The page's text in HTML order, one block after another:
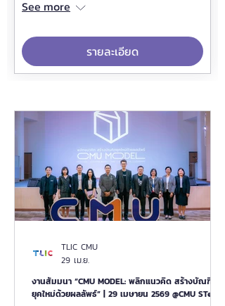
See more
รายละเอียด
งานสัมมนา “CMU MODEL: พลิกแนวคิด สร้างบัณฑิต
ยุคใหม่ด้วยผลลัพธ์” | 29 เมษายน 2569 @CMU STeP
TLIC CMU
29 เม.ย.